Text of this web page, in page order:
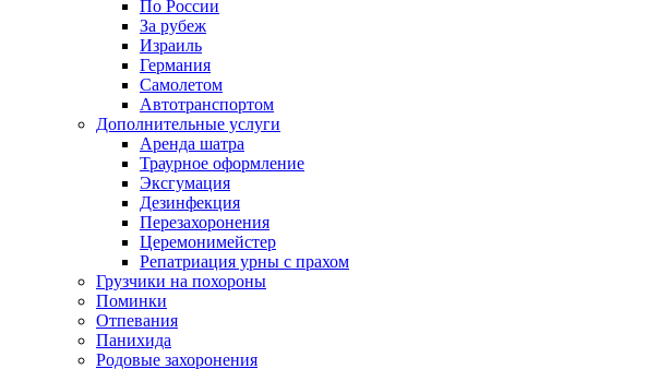
По России
За рубеж
Израиль
Германия
Самолетом
Автотранспортом
Дополнительные услуги
Аренда шатра
Траурное оформление
Эксгумация
Дезинфекция
Перезахоронения
Церемонимейстер
Репатриация урны с прахом
Грузчики на похороны
Поминки
Отпевания
Панихида
Родовые захоронения